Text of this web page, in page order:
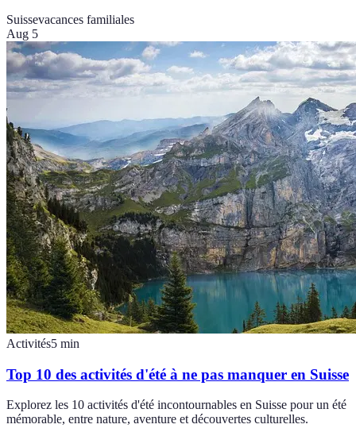
Suissevacances familiales
Aug 5
Activités5 min
Top 10 des activités d'été à ne pas manquer en Suisse
Explorez les 10 activités d'été incontournables en Suisse pour un été
mémorable, entre nature, aventure et découvertes culturelles.